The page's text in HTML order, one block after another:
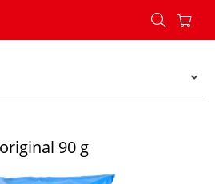
cool original 90 g - Konzum
90 g